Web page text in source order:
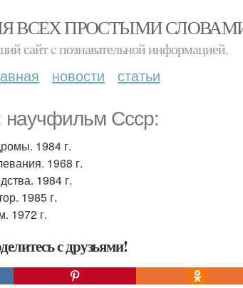
ВСЕХ ПРОСТЫМИ
сайт c познавательной информацией.
новости статьи
научфильм Ссср:
1984 г.
1968 г.
1984 г.
1985 г.
1972 г.
с друзьями!